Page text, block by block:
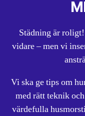
Städning är
vidare – men vi
Vi ska ge tips om
med rätt teknik
värdefulla